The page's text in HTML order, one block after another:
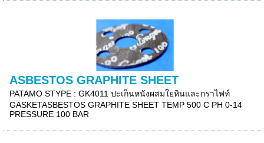
ASBESTOS GRAPHITE SHEET
PATAMO STYPE : GK4011 ปะเก็นหนังผสมใยหินและกราไฟท์
GASKETASBESTOS GRAPHITE SHEET TEMP 500 C PH 0-14
PRESSURE 100 BAR